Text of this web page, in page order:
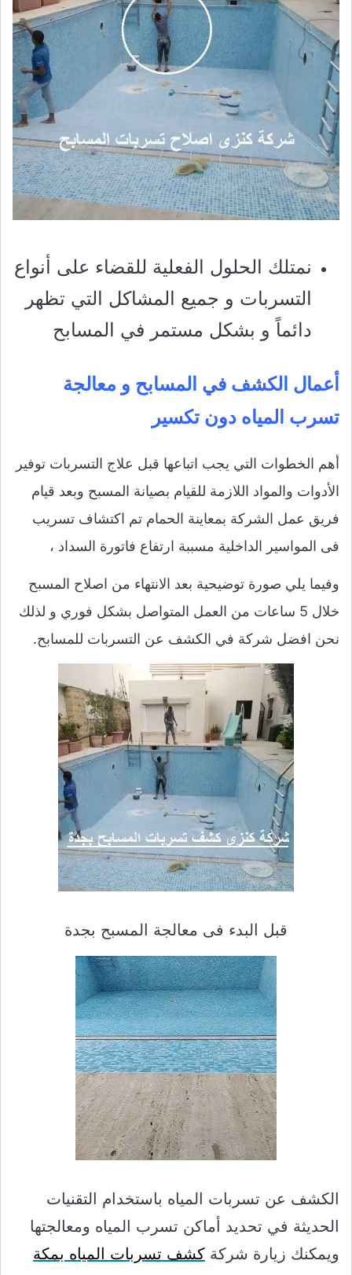
نمتلك الحلول الفعلية للقضاء على أنواع
التسربات و جميع المشاكل التي تظهر
دائماً و بشكل مستمر في المسابح
أعمال الكشف في المسابح و معالجة
تسرب المياه دون تكسير
أهم الخطوات التي يجب اتباعها قبل علاج التسربات توفير
الأدوات والمواد اللازمة للقيام بصيانة المسبح وبعد قيام
فريق عمل الشركة بمعاينة الحمام تم اكتشاف تسريب
فى المواسير الداخلية مسببة ارتفاع فاتورة السداد ،
وفيما يلي صورة توضيحية بعد الانتهاء من اصلاح المسبح
خلال 5 ساعات من العمل المتواصل بشكل فوري و لذلك
نحن افضل شركة في الكشف عن التسربات للمسابح.
قبل البدء فى معالجة المسبح بجدة
الكشف عن تسربات المياه باستخدام التقنيات
الحديثة في تحديد أماكن تسرب المياه ومعالجتها
ويمكنك زيارة شركة كشف تسربات المياه بمكة